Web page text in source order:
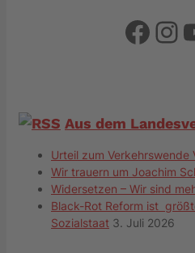
Aus dem
Urteil zum Verkehrswende
Wir trauern um Joachim
Widersetzen – Wir sind
Black-Rot Reform ist
Sozialstaat 3. Juli 2026